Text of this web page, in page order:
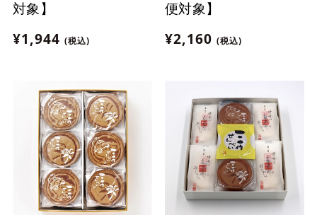
対象】
¥1,944 (税込)
便対象】
¥2,160 (税込)